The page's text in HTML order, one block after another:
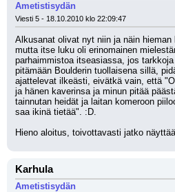
Ametistisydän
Viesti 5 - 18.10.2010 klo 22:09:47
Alkusanat olivat nyt niin ja näin
mutta itse luku oli erinomainen
parhaimmistoa itseasiassa, jos
pitämään Boulderin tuollaisena sillä,
ajattelevat ilkeästi, eivätkä vain, että
ja hänen kaverinsa ja minun pitää
tainnutan heidät ja laitan komeroon
saa ikinä tietää". :D.
Hieno aloitus, toivottavasti jatko
Karhula
Ametistisydän